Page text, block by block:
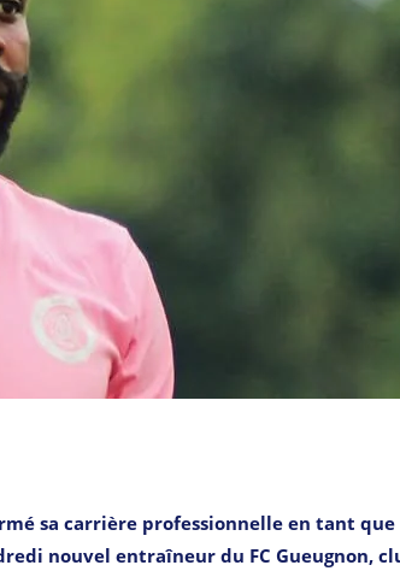
sa carrière professionnelle en tant que
nouvel entraîneur du FC Gueugnon,